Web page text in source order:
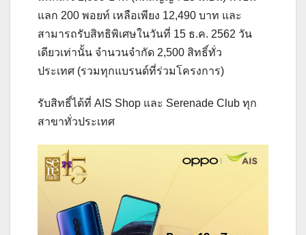
แลก 200 พอยท์ เหลือเพียง 12,490 บาท และ
สามารถรับสิทธิพิเศษในวันที่ 15 ธ.ค. 2562 วัน
เดียวเท่านั้น จำนวนจำกัด 2,500 สิทธิ์ทั่ว
ประเทศ (รวมทุกแบรนด์ที่ร่วมโครงการ)
รับสิทธิ์ได้ที่ AIS Shop และ Serenade Club ทุก
สาขาทั่วประเทศ